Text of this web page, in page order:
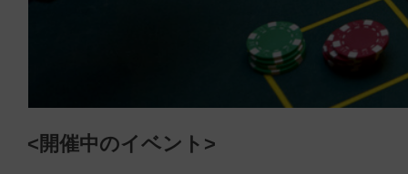
<開催中のイベント>